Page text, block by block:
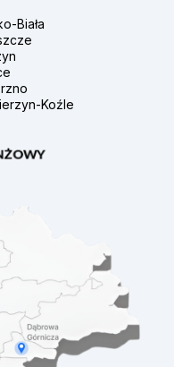
Biała
Koźle